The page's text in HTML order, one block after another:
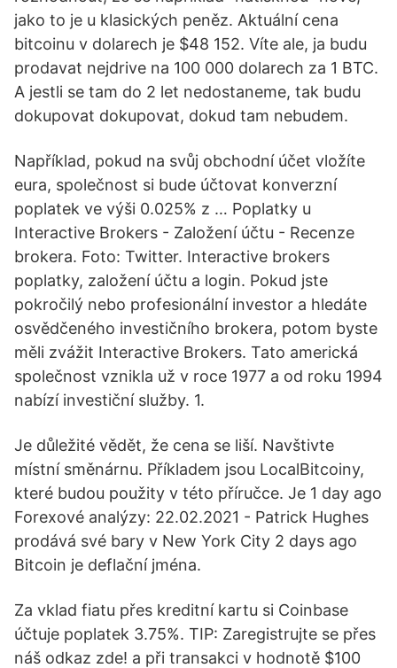
jako to je u klasických peněz. Aktuální cena
bitcoinu v dolarech je $48 152. Víte ale, ja budu
prodavat nejdrive na 100 000 dolarech za 1 BTC.
A jestli se tam do 2 let nedostaneme, tak budu
dokupovat dokupovat, dokud tam nebudem.
Například, pokud na svůj obchodní účet vložíte
eura, společnost si bude účtovat konverzní
poplatek ve výši 0.025% z … Poplatky u
Interactive Brokers - Založení účtu - Recenze
brokera. Foto: Twitter. Interactive brokers
poplatky, založení účtu a login. Pokud jste
pokročilý nebo profesionální investor a hledáte
osvědčeného investičního brokera, potom byste
měli zvážit Interactive Brokers. Tato americká
společnost vznikla už v roce 1977 a od roku 1994
nabízí investiční služby. 1.
Je důležité vědět, že cena se liší. Navštivte
místní směnárnu. Příkladem jsou LocalBitcoiny,
které budou použity v této příručce. Je 1 day ago
Forexové analýzy: 22.02.2021 - Patrick Hughes
prodává své bary v New York City 2 days ago
Bitcoin je deflační jména.
Za vklad fiatu přes kreditní kartu si Coinbase
účtuje poplatek 3.75%. TIP: Zaregistrujte se přes
náš odkaz zde! a při transakci v hodnotě $100